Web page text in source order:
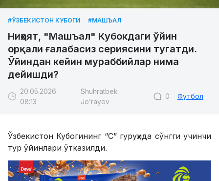
#ЎЗБЕКИСТОН КУБОГИ #МАШЪАЛ
Ниҳоят, "Машъал" Кубокдаги ўйин
орқали ғалабасиз сериясини тугатди.
Ўйиндан кейин мураббийлар нима
дейишди?
20.05.2026
08:13
Shuhratbek
Jo’rayev
0 Футбол
Ўзбекистон Кубогининг “С” гуруҳида сўнгги учинчи
тур ўйинлари ўтказилди.